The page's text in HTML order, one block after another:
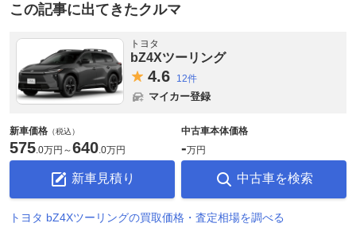
この記事に出てきたクルマ
トヨタ
bZ4Xツーリング
4.6 12件
マイカー登録
新車価格 （税込）
575.0万円 ～640.0万円
新車見積り
中古車本体価格
-万円
中古車を検索
トヨタ bZ4Xツーリングの買取価格・査定相場を調べる